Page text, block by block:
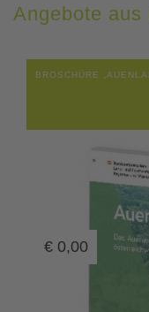
Angebote aus
BROSCHÜRE
€ 0,00